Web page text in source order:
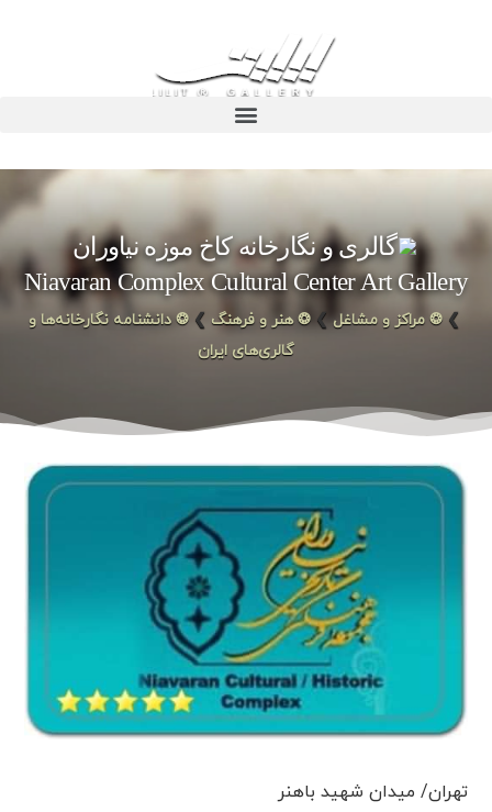
گالری و نگارخانه کاخ موزه نیاوران
Niavaran Complex Cultural Center Art Gallery
❯ ❂ مراکز و مشاغل ❯ ❂ هنر و فرهنگ ❯ ❂ دانشنامه نگارخانه‌ها و
گالری‌های ایران
تهران/ میدان شهید باهنر